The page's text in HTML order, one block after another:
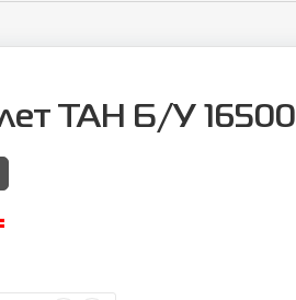
ТАН Б/У 16500